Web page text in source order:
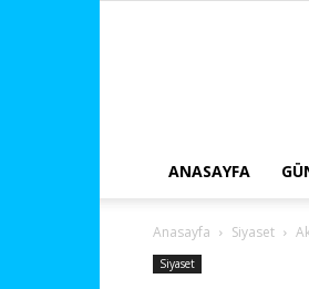
ANASAYFA
Anasayfa Siyaset
Siyaset